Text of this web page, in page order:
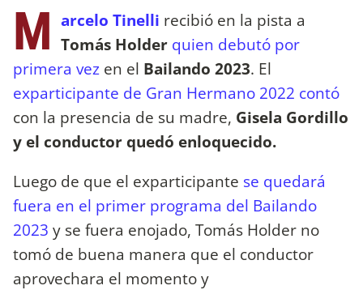
M arcelo Tinelli recibió en la pista a
Tomás Holder quien debutó por
primera vez en el Bailando 2023. El
exparticipante de Gran Hermano 2022 contó
con la presencia de su madre, Gisela Gordillo
y el conductor quedó enloquecido.
Luego de que el exparticipante se quedará
fuera en el primer programa del Bailando
2023 y se fuera enojado, Tomás Holder no
tomó de buena manera que el conductor
aprovechara el momento y